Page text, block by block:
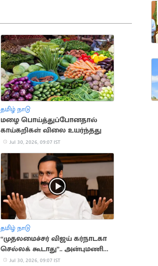
தமிழ் நாடு
மழை பொய்த்துப்போனதால்
காய்கறிகள் விலை உயர்ந்தது
Jul 30, 2026, 09:07 IST
தமிழ் நாடு
“முதலமைச்சர் விஜய் கர்நாடகா
செல்லக் கூடாது”.. அன்புமணி
வலியுறுத்தல்
Jul 30, 2026, 09:07 IST